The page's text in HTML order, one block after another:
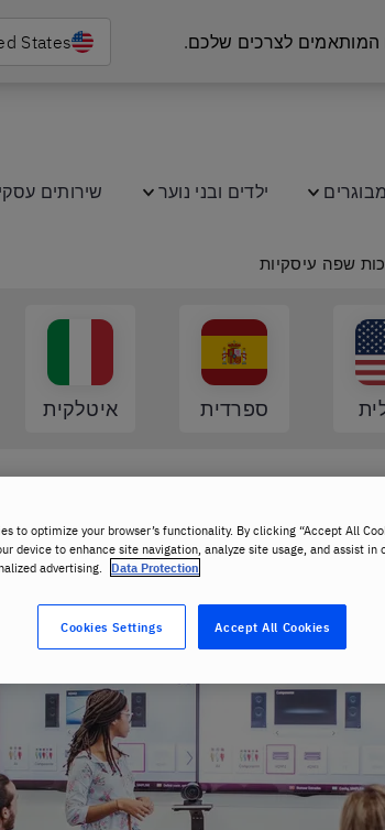
המותאמים לצרכים שלכם. States
מבוגרים ילדים ובני נוער שירותים
שפה עיסקיות
ספרדית איטלקית
to optimize your browser’s functionality. By clicking “Accept All
device to enhance site navigation, analyze site usage, and assist
advertising.
Data Protection
Accept All Cookies
Cookies Settings